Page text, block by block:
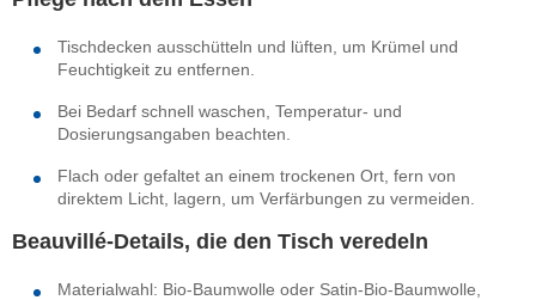
Tischdecken ausschütteln und lüften, um Krümel und
Feuchtigkeit zu entfernen.
Bei Bedarf schnell waschen, Temperatur- und
Dosierungsangaben beachten.
Flach oder gefaltet an einem trockenen Ort, fern von
direktem Licht, lagern, um Verfärbungen zu vermeiden.
Beauvillé-Details, die den Tisch veredeln
Materialwahl: Bio-Baumwolle oder Satin-Bio-Baumwolle,